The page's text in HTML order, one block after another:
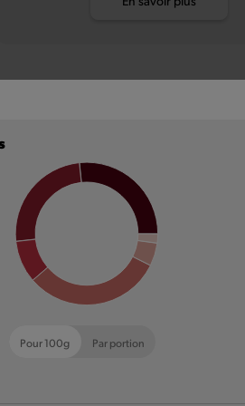
Pour 100g Par portion